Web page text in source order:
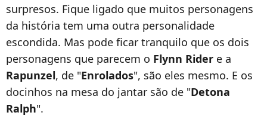
surpresos. Fique ligado que muitos personagens
da história tem uma outra personalidade
escondida. Mas pode ficar tranquilo que os dois
personagens que parecem o Flynn Rider e a
Rapunzel, de "Enrolados", são eles mesmo. E os
docinhos na mesa do jantar são de "Detona
Ralph".